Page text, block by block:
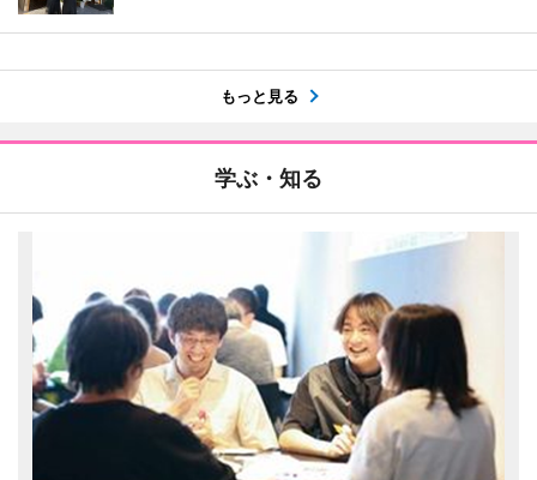
もっと見る
学ぶ・知る